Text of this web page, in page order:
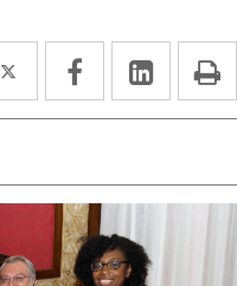
Twitter
Enlace
a
aplicación
externa.
Facebook
Enlace
a
aplicación
externa.
Enlace
a